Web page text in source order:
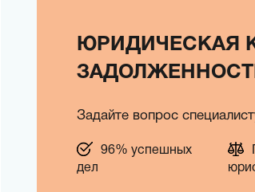
ЮРИДИЧЕСКАЯ
Задайте вопрос
96% успешных
дел